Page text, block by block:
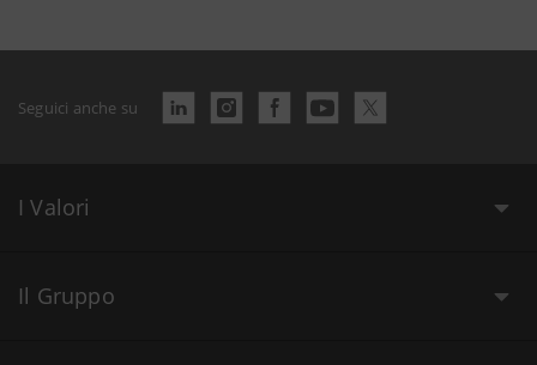
Seguici anche su
I Valori
Il Gruppo